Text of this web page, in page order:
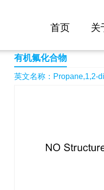
首页 关
Propane,1,2-dibromo-1,1,3,3,3-
有机氟化合物
英文名称：Propane,1,2-